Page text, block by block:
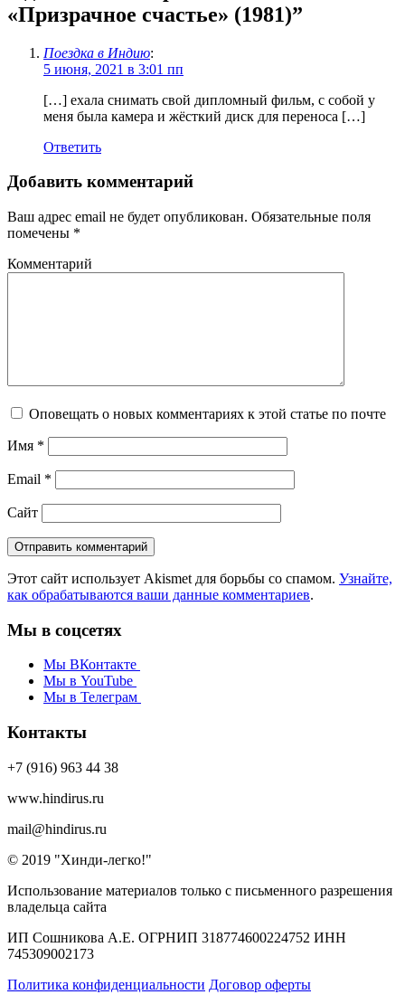
«Призрачное счастье» (1981)”
Поездка в Индию:
5 июня, 2021 в 3:01 пп
[…] ехала снимать свой дипломный фильм, с собой у
меня была камера и жёсткий диск для переноса […]
Ответить
Добавить комментарий
Ваш адрес email не будет опубликован. Обязательные поля
помечены *
Комментарий
Оповещать о новых комментариях к этой статье по почте
Имя *
Email *
Сайт
Этот сайт использует Akismet для борьбы со спамом. Узнайте,
как обрабатываются ваши данные комментариев.
Мы в соцсетях
Мы ВКонтакте
Мы в YouTube
Мы в Телеграм
Контакты
+7 (916) 963 44 38
www.hindirus.ru
mail@hindirus.ru
© 2019 "Хинди-легко!"
Использование материалов только с письменного разрешения
владельца сайта
ИП Сошникова А.Е. ОГРНИП 318774600224752 ИНН
745309002173
Политика конфиденциальности Договор оферты